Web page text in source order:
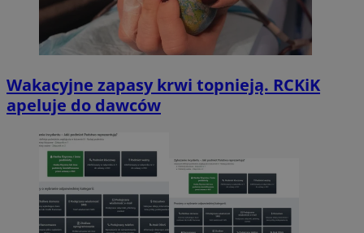
Wakacyjne zapasy krwi topnieją. RCKiK
apeluje do dawców